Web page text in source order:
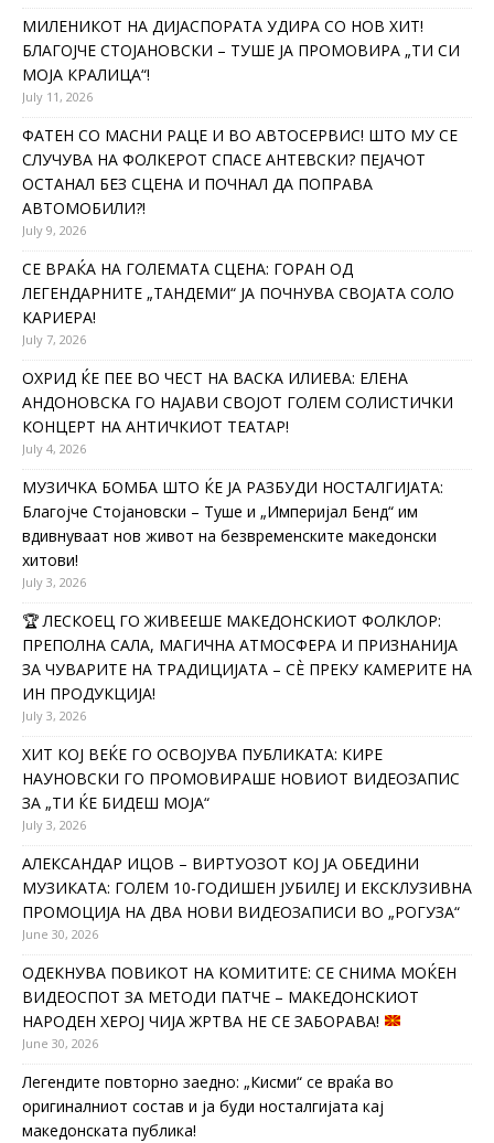
МИЛЕНИКОТ НА ДИЈАСПОРАТА УДИРА СО НОВ ХИТ!
БЛАГОЈЧЕ СТОЈАНОВСКИ – ТУШЕ ЈА ПРОМОВИРА „ТИ СИ
МОЈА КРАЛИЦА“!
July 11, 2026
ФАТЕН СО МАСНИ РАЦЕ И ВО АВТОСЕРВИС! ШТО МУ СЕ
СЛУЧУВА НА ФОЛКЕРОТ СПАСЕ АНТЕВСКИ? ПЕЈАЧОТ
ОСТАНАЛ БЕЗ СЦЕНА И ПОЧНАЛ ДА ПОПРАВА
АВТОМОБИЛИ?!
July 9, 2026
СЕ ВРАЌА НА ГОЛЕМАТА СЦЕНА: ГОРАН ОД
ЛЕГЕНДАРНИТЕ „ТАНДЕМИ“ ЈА ПОЧНУВА СВОЈАТА СОЛО
КАРИЕРА!
July 7, 2026
ОХРИД ЌЕ ПЕЕ ВО ЧЕСТ НА ВАСКА ИЛИЕВА: ЕЛЕНА
АНДОНОВСКА ГО НАЈАВИ СВОЈОТ ГОЛЕМ СОЛИСТИЧКИ
КОНЦЕРТ НА АНТИЧКИОТ ТЕАТАР!
July 4, 2026
МУЗИЧКА БОМБА ШТО ЌЕ ЈА РАЗБУДИ НОСТАЛГИЈАТА:
Благојче Стојановски – Туше и „Империјал Бенд“ им
вдивнуваат нов живот на безвременските македонски
хитови!
July 3, 2026
🏆 ЛЕСКОЕЦ ГО ЖИВЕЕШЕ МАКЕДОНСКИОТ ФОЛКЛОР:
ПРЕПОЛНА САЛА, МАГИЧНА АТМОСФЕРА И ПРИЗНАНИЈА
ЗА ЧУВАРИТЕ НА ТРАДИЦИЈАТА – СÈ ПРЕКУ КАМЕРИТЕ НА
ИН ПРОДУКЦИЈА!
July 3, 2026
ХИТ КОЈ ВЕЌЕ ГО ОСВОЈУВА ПУБЛИКАТА: КИРЕ
НАУНОВСКИ ГО ПРОМОВИРАШЕ НОВИОТ ВИДЕОЗАПИС
ЗА „ТИ ЌЕ БИДЕШ МОЈА“
July 3, 2026
АЛЕКСАНДАР ИЦОВ – ВИРТУОЗОТ КОЈ ЈА ОБЕДИНИ
МУЗИКАТА: ГОЛЕМ 10-ГОДИШЕН ЈУБИЛЕЈ И ЕКСКЛУЗИВНА
ПРОМОЦИЈА НА ДВА НОВИ ВИДЕОЗАПИСИ ВО „РОГУЗА“
June 30, 2026
ОДЕКНУВА ПОВИКОТ НА КОМИТИТЕ: СЕ СНИМА МОЌЕН
ВИДЕОСПОТ ЗА МЕТОДИ ПАТЧЕ – МАКЕДОНСКИОТ
НАРОДЕН ХЕРОЈ ЧИЈА ЖРТВА НЕ СЕ ЗАБОРАВА!
June 30, 2026
Легендите повторно заедно: „Кисми“ се враќа во
оригиналниот состав и ја буди носталгијата кај
македонската публика!